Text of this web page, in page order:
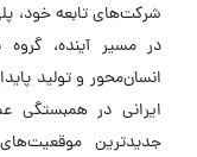
شرکت‌های تابعه خود،
در مسیر آینده،
انسان‌محور و تولید
ایرانی در
جدیدترین